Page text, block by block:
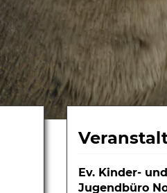
Ev. Kinder- und
Jugendbüro